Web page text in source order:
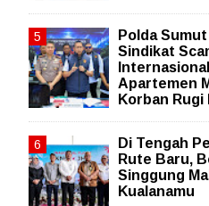
Polda
Sindikat
Apartemen
Korban Rugi
Di Tengah
Rute Baru,
Singgung
Kualanamu